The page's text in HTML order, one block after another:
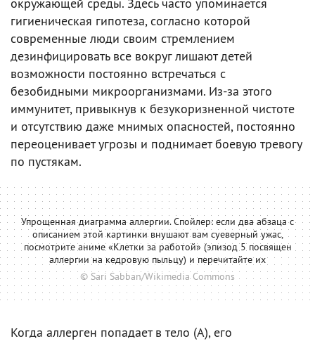
гигиеническая гипотеза, согласно которой
современные люди своим стремлением
дезинфицировать все вокруг лишают детей
возможности постоянно встречаться с
безобидными микроорганизмами. Из-за этого
иммунитет, привыкнув к безукоризненной чистоте
и отсутствию даже мнимых опасностей, постоянно
переоценивает угрозы и поднимает боевую тревогу
по пустякам.
Упрощенная диаграмма аллергии. Спойлер: если два абзаца с
описанием этой картинки внушают вам суеверный ужас,
посмотрите аниме «Клетки за работой» (эпизод 5 посвящен
аллергии на кедровую пыльцу) и перечитайте их
© Sari Sabban/Wikimedia Commons
Когда аллерген попадает в тело (А), его